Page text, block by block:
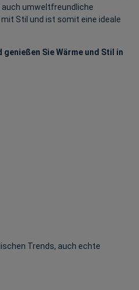
auch umweltfreundliche
Stil und ist somit eine ideale
Sie Wärme und Stil in
Trends, auch echte